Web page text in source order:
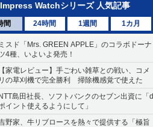
Impress Watchシリーズ 人気記事
間 24時間 1週間 1カ月
スド「Mrs. GREEN APPLE」のコラボドーナ
4種、いよいよ発売！
家電レビュー】手ごわい雑草との戦い、コメ
の草刈機で完全勝利 掃除機感覚で使えた
島田社長、ソフトバンクのセブン出資に「d
イント使えるようにして」
野家、牛リブロースを熱々で提供する「極旨